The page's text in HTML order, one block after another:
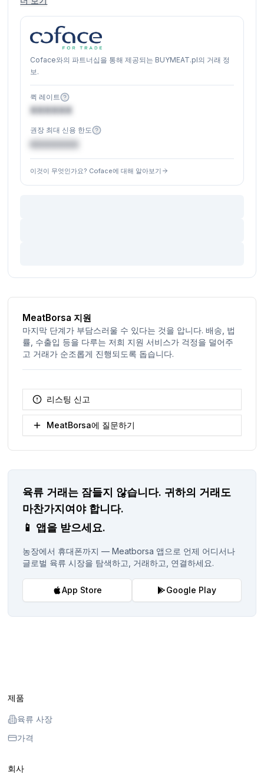
Coface와의 파트너십을 통해 제공되는 BUYMEAT.pl의 거래 정
보.
퀵 레이트
XXXXXX
권장 최대 신용 한도
€XXXXXX
이것이 무엇인가요? Coface에 대해 알아보기
MeatBorsa 지원
마지막 단계가 부담스러울 수 있다는 것을 압니다. 배송, 법
률, 수출입 등을 다루는 저희 지원 서비스가 걱정을 덜어주
고 거래가 순조롭게 진행되도록 돕습니다.
리스팅 신고
MeatBorsa에 질문하기
육류 거래는 잠들지 않습니다. 귀하의 거래도
마찬가지여야 합니다.
📱 앱을 받으세요.
농장에서 휴대폰까지 — Meatborsa 앱으로 언제 어디서나
글로벌 육류 시장을 탐색하고, 거래하고, 연결하세요.
App Store Google Play
제품
육류 사장
가격
회사